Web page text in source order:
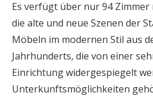
Es verfügt über nur 94 Zimmer
die alte und neue Szenen der
Möbeln im modernen Stil aus
Jahrhunderts, die von einer
Einrichtung widergespiegelt
Unterkunftsmöglichkeiten